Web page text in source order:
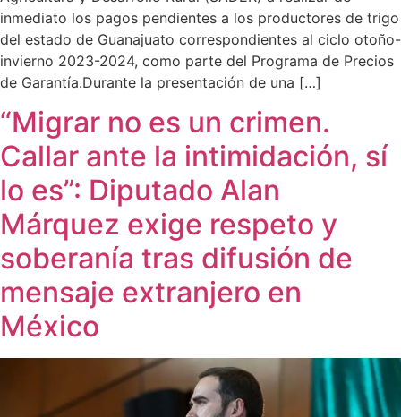
inmediato los pagos pendientes a los productores de trigo
del estado de Guanajuato correspondientes al ciclo otoño-
invierno 2023-2024, como parte del Programa de Precios
de Garantía.Durante la presentación de una […]
“Migrar no es un crimen.
Callar ante la intimidación, sí
lo es”: Diputado Alan
Márquez exige respeto y
soberanía tras difusión de
mensaje extranjero en
México